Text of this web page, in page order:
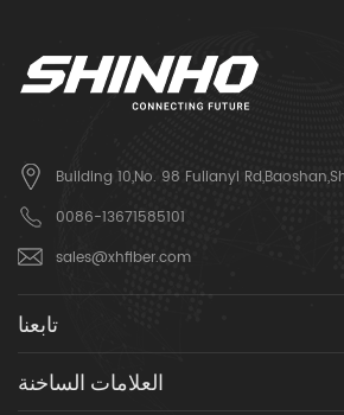
Building 10,No. 98 Fulianyi
0086-13671585101
sales@xhfiber.com
تابعنا
العلامات الساخنة